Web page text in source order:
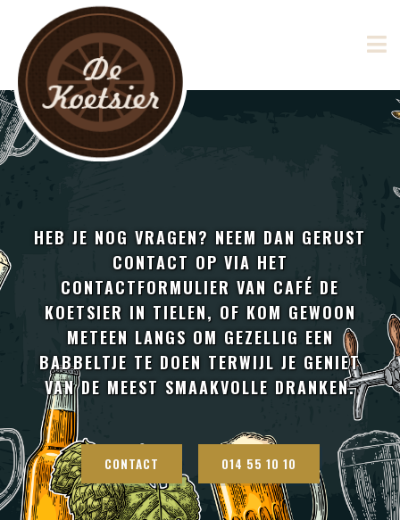
HEB JE NOG VRAGEN? NEEM DAN GERUST
CONTACT OP VIA HET
CONTACTFORMULIER VAN CAFÉ DE
KOETSIER IN TIELEN, OF KOM GEWOON
METEEN LANGS OM GEZELLIG EEN
BABBELTJE TE DOEN TERWIJL JE GENIET
VAN DE MEEST SMAAKVOLLE DRANKEN.
CONTACT 014 55 10 10